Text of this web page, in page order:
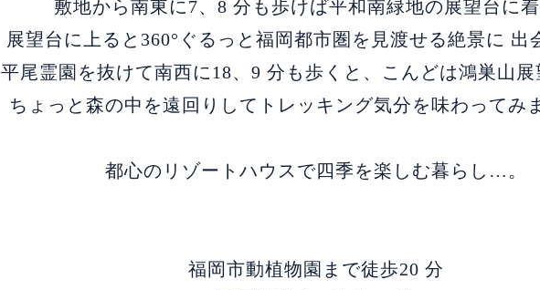
敷地から南東に7、8 分も歩けば平和南緑地の展望台に着
展望台に上ると360°ぐるっと福岡都市圏を見渡せる絶景に 出
平尾霊園を抜けて南西に18、9 分も歩くと、こんどは鴻巣山展
ちょっと森の中を遠回りしてトレッキング気分を味わってみ
都心のリゾートハウスで四季を楽しむ暮らし…。
福岡市動植物園まで徒歩20 分